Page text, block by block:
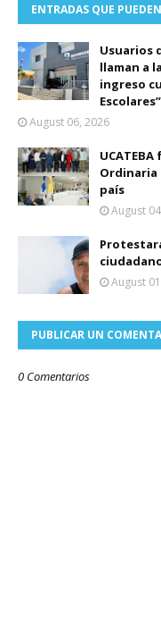
ENTRADAS QUE
Usuarios
llaman a
ingreso
August 06, 2026
Ordinaria
país
August
August
PUBLICAR UN
0 Comentarios